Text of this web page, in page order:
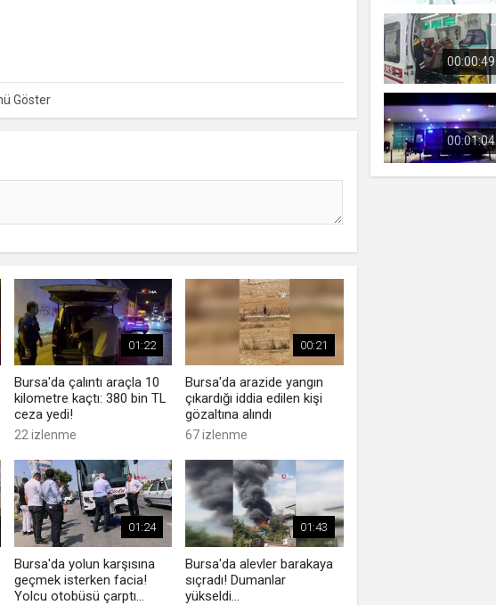
01:22
Bursa'da çalıntı araçla 10
kilometre kaçtı: 380 bin TL
ceza yedi!
22 izlenme
00:21
Bursa'da arazide yangın
çıkardığı iddia edilen kişi
gözaltına alındı
67 izlenme
01:24
Bursa'da yolun karşısına
geçmek isterken facia!
Yolcu otobüsü çarptı...
01:43
Bursa'da alevler barakaya
sıçradı! Dumanlar
yükseldi...
00:00:49
00:01:04